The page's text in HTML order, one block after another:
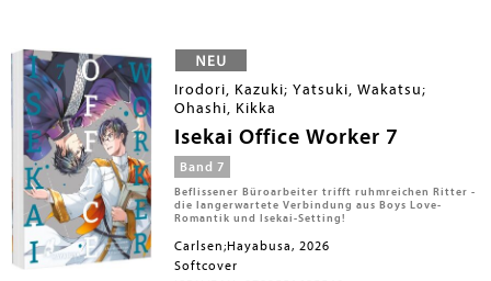
Irodori, Kazuki; Yatsuki, Wakatsu;
Ohashi, Kikka
Isekai Office Worker 7
Band 7
Beflissener Büroarbeiter trifft ruhmreichen Ritter -
die langerwartete Verbindung aus Boys Love-
Romantik und Isekai-Setting!
Carlsen;Hayabusa, 2026
Softcover